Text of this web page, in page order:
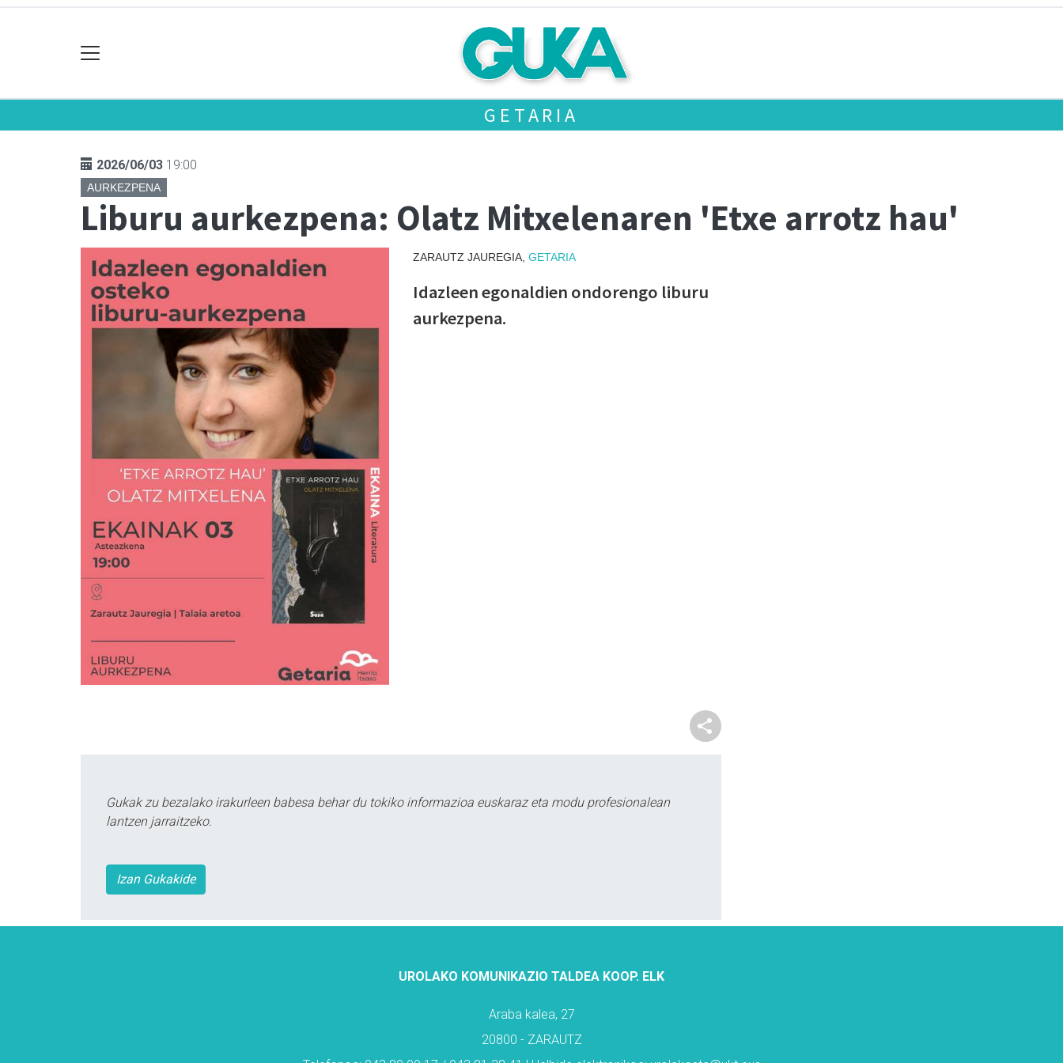
GETARIA
2026/06/03 19:00
AURKEZPENA
Liburu aurkezpena: Olatz Mitxelenaren 'Etxe arrotz hau'
ZARAUTZ JAUREGIA, GETARIA
Idazleen egonaldien ondorengo liburu
aurkezpena.
Gukak zu bezalako irakurleen babesa behar du tokiko informazioa euskaraz eta modu profesionalean
lantzen jarraitzeko.
Izan Gukakide
UROLAKO KOMUNIKAZIO TALDEA KOOP. ELK
Araba kalea, 27
20800 - ZARAUTZ